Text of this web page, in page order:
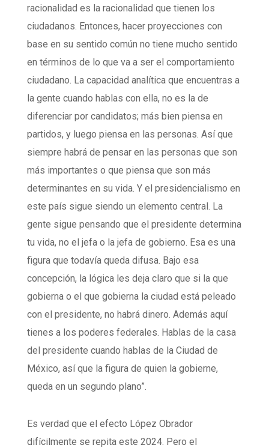
racionalidad es la racionalidad que tienen los
ciudadanos. Entonces, hacer proyecciones con
base en su sentido común no tiene mucho sentido
en términos de lo que va a ser el comportamiento
ciudadano. La capacidad analítica que encuentras a
la gente cuando hablas con ella, no es la de
diferenciar por candidatos; más bien piensa en
partidos, y luego piensa en las personas. Así que
siempre habrá de pensar en las personas que son
más importantes o que piensa que son más
determinantes en su vida. Y el presidencialismo en
este país sigue siendo un elemento central. La
gente sigue pensando que el presidente determina
tu vida, no el jefa o la jefa de gobierno. Esa es una
figura que todavía queda difusa. Bajo esa
concepción, la lógica les deja claro que si la que
gobierna o el que gobierna la ciudad está peleado
con el presidente, no habrá dinero. Además aquí
tienes a los poderes federales. Hablas de la casa
del presidente cuando hablas de la Ciudad de
México, así que la figura de quien la gobierne,
queda en un segundo plano”.
Es verdad que el efecto López Obrador
difícilmente se repita este 2024. Pero el